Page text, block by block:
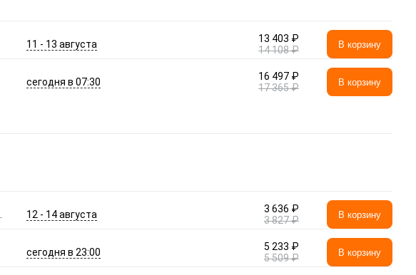
11 - 13 августа
13 403 ₽
14 108 ₽
В корзину
сегодня в 07:30
16 497 ₽
17 365 ₽
В корзину
12 - 14 августа
3 636 ₽
3 827 ₽
В корзину
сегодня в 23:00
5 233 ₽
5 509 ₽
В корзину